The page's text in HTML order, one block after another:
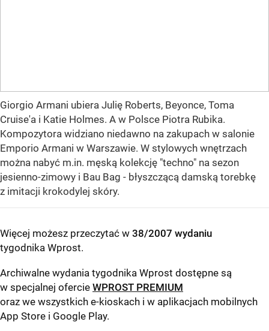
Giorgio Armani ubiera Julię Roberts, Beyonce, Toma
Cruise'a i Katie Holmes. A w Polsce Piotra Rubika.
Kompozytora widziano niedawno na zakupach w salonie
Emporio Armani w Warszawie. W stylowych wnętrzach
można nabyć m.in. męską kolekcję "techno" na sezon
jesienno-zimowy i Bau Bag - błyszczącą damską torebkę
z imitacji krokodylej skóry.
Więcej możesz przeczytać w 38/2007 wydaniu
tygodnika Wprost.
Archiwalne wydania tygodnika Wprost dostępne są
w specjalnej ofercie WPROST PREMIUM
oraz we wszystkich e-kioskach i w aplikacjach mobilnych
App Store i Google Play.